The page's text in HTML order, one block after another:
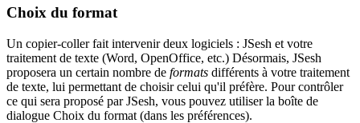
Choix du format
Un copier-coller fait intervenir deux logiciels : JSesh et votre
traitement de texte (Word, OpenOffice, etc.) Désormais, JSesh
proposera un certain nombre de formats différents à votre traitement
de texte, lui permettant de choisir celui qu'il préfère. Pour contrôler
ce qui sera proposé par JSesh, vous pouvez utiliser la boîte de
dialogue Choix du format (dans les préférences).